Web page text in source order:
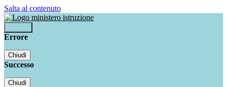
Salta al contenuto
Errore
Chiudi
Successo
Chiudi